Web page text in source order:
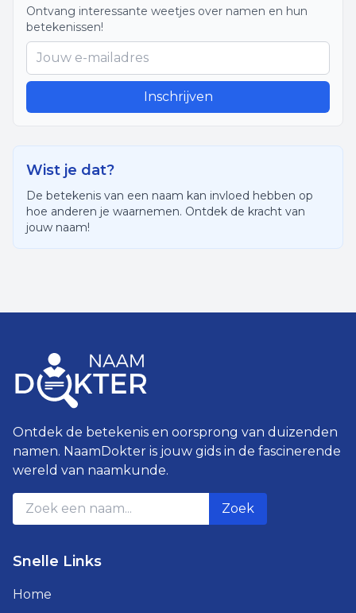
Ontvang interessante weetjes over namen en hun
betekenissen!
Inschrijven
Wist je dat?
De betekenis van een naam kan invloed hebben op
hoe anderen je waarnemen. Ontdek de kracht van
jouw naam!
Ontdek de betekenis en oorsprong van duizenden
namen. NaamDokter is jouw gids in de fascinerende
wereld van naamkunde.
Zoek
Snelle Links
Home